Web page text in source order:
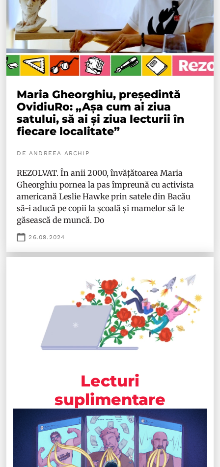
Maria Gheorghiu, președintă
OvidiuRo: „Așa cum ai ziua
satului, să ai și ziua lecturii în
fiecare localitate”
DE ANDREEA ARCHIP
REZOLVAT. În anii 2000, învățătoarea Maria
Gheorghiu pornea la pas împreună cu activista
americană Leslie Hawke prin satele din Bacău
să-i aducă pe copii la școală și mamelor să le
găsească de muncă. Do
26.09.2024
Lecturi
suplimentare